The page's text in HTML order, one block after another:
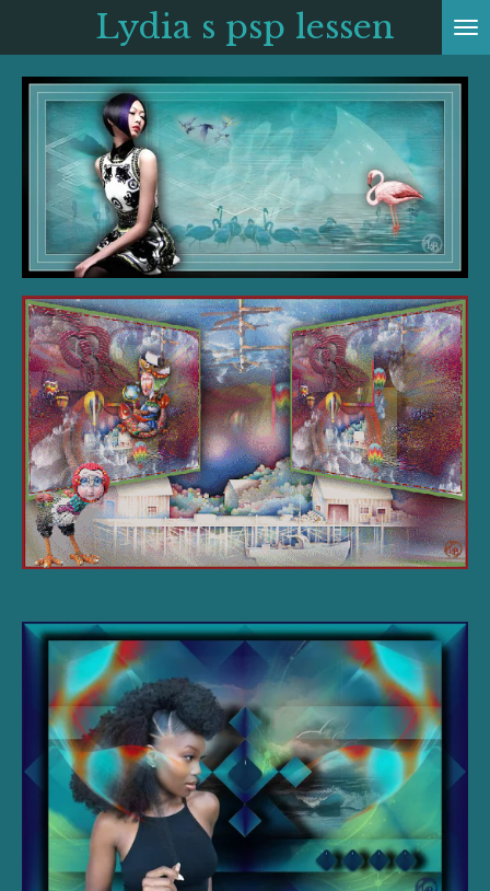
direct
naar
hoofdinhoud
Lydia s psp lessen